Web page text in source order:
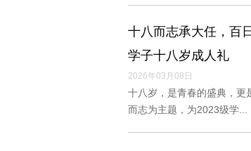
十八而志承大任，百
学子十八岁成人礼
2026年03月08日
十八岁，是青春的盛典，更
而志为主题，为2023级学...